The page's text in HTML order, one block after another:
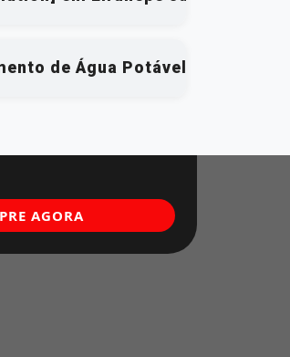
de Água Potável [variation]
AGORA